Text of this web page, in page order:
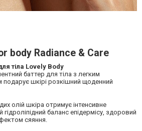
body Radiance & Care
тіла Lovely Body
баттер для тіла з легким
шкірі розкішний щоденний
олій шкіра отримує інтенсивне
баланс епідермісу, здоровий
сяяння.